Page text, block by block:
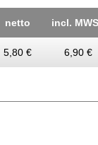
netto incl.
5,80 € 6,90 €